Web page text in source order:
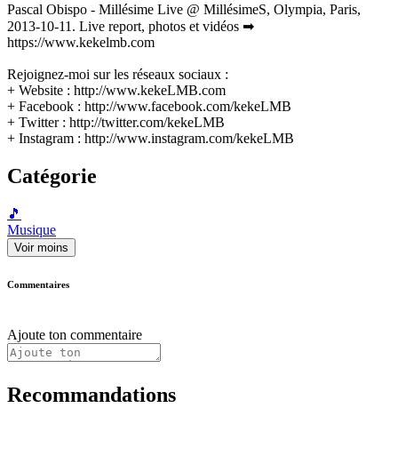
Pascal Obispo - Millésime Live @ MillésimeS, Olympia, Paris,
2013-10-11. Live report, photos et vidéos ➡
https://www.kekelmb.com
Rejoignez-moi sur les réseaux sociaux :
+ Website : http://www.kekeLMB.com
+ Facebook : http://www.facebook.com/kekeLMB
+ Twitter : http://twitter.com/kekeLMB
+ Instagram : http://www.instagram.com/kekeLMB
Catégorie
🎵
Musique
Voir moins
Commentaires
Ajoute ton commentaire
Recommandations